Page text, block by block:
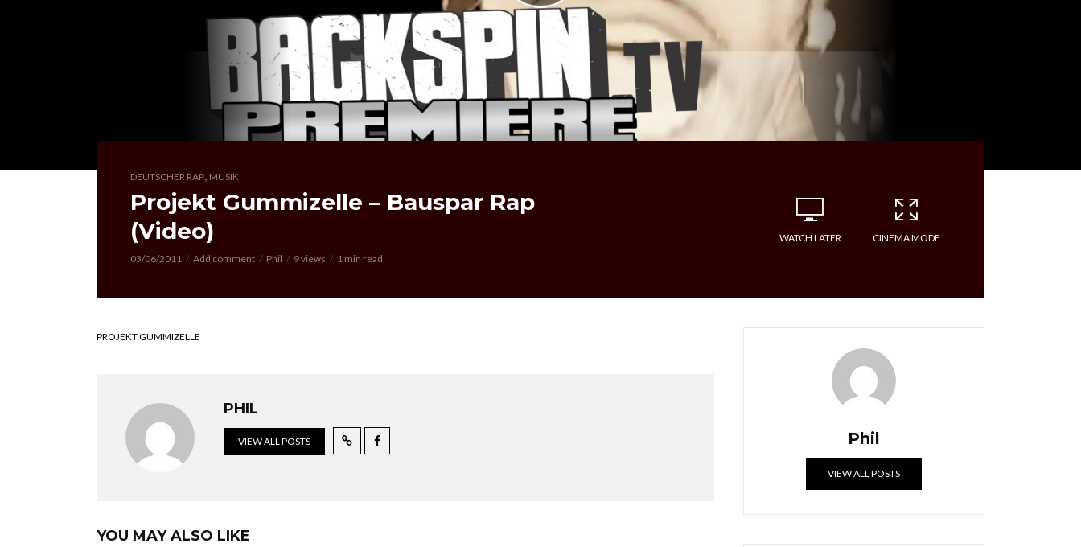
DEUTSCHER RAP, MUSIK
Projekt Gummizelle – Bauspar Rap
(Video)
03/06/2011 Add comment Phil 9 views 1 min read
WATCH LATER CINEMA MODE
PROJEKT GUMMIZELLE
PHIL
VIEW ALL POSTS
YOU MAY ALSO LIKE
Phil
VIEW ALL POSTS